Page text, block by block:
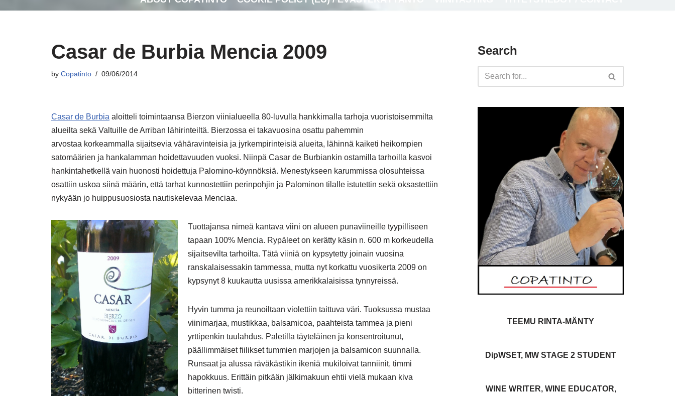
Casar de Burbia Mencia 2009
by Copatinto 09/06/2014
Casar de Burbia aloitteli toimintaansa Bierzon viinialueella 80-luvulla hankkimalla tarhoja vuoristoisemmilta
alueilta sekä Valtuille de Arriban lähirinteiltä. Bierzossa ei takavuosina osattu pahemmin
arvostaa korkeammalla sijaitsevia vähäravinteisia ja jyrkempirinteisiä alueita, lähinnä kaiketi heikompien
satomäärien ja hankalamman hoidettavuuden vuoksi. Niinpä Casar de Burbiankin ostamilla tarhoilla kasvoi
hankintahetkellä vain huonosti hoidettuja Palomino-köynnöksiä. Menestykseen karummissa olosuhteissa
osattiin uskoa siinä määrin, että tarhat kunnostettiin perinpohjin ja Palominon tilalle istutettin sekä oksastettiin
nykyään jo huippusuosiosta nautiskelevaa Menciaa.
Tuottajansa nimeä kantava viini on alueen punaviineille tyypilliseen
tapaan 100% Mencia. Rypäleet on kerätty käsin n. 600 m korkeudella
sijaitsevilta tarhoilta. Tätä viiniä on kypsytetty joinain vuosina
ranskalaisessakin tammessa, mutta nyt korkattu vuosikerta 2009 on
kypsynyt 8 kuukautta uusissa amerikkalaisissa tynnyreissä.
Hyvin tumma ja reunoiltaan violettiin taittuva väri. Tuoksussa mustaa
viinimarjaa, mustikkaa, balsamicoa, paahteista tammea ja pieni
yrttipenkin tuulahdus. Paletilla täyteläinen ja konsentroitunut,
päällimmäiset fiilikset tummien marjojen ja balsamicon suunnalla.
Runsaat ja alussa räväkästikin ikeniä mukiloivat tanniinit, timmi
hapokkuus. Erittäin pitkään jälkimakuun ehtii vielä mukaan kiva
bitterinen twisti.
Search
TEEMU RINTA-MÄNTY
DipWSET, MW STAGE 2 STUDENT
WINE WRITER, WINE EDUCATOR,